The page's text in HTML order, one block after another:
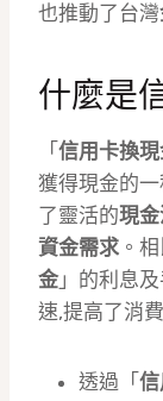
也推動了台灣
什麼是
「 信用卡換
獲得現金的
了靈活的現
資金需求 。
金」的利息
速,提高了消
透過「